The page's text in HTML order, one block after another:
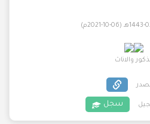
والاناث
سجل